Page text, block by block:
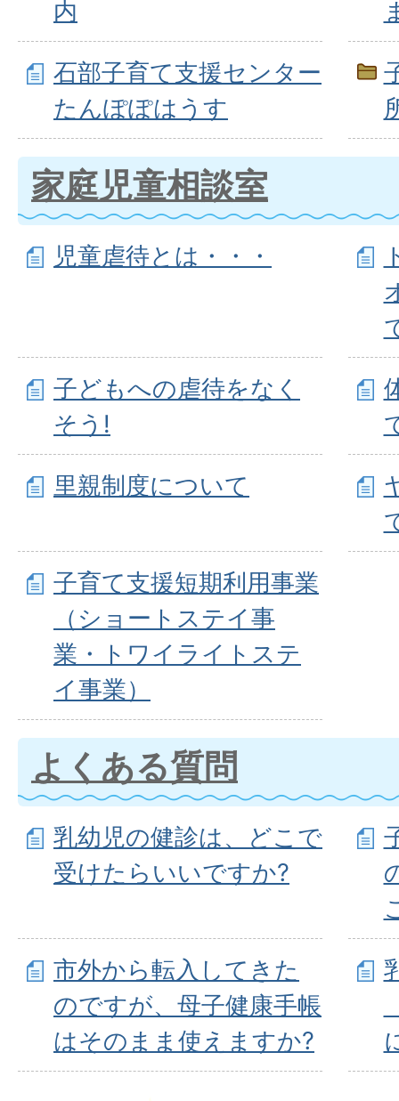
内
石部子育て支援センター
たんぽぽはうす
家庭児童相談室
児童虐待とは・・・
子どもへの虐待をなく
そう!
里親制度について
子育て支援短期利用事業
（ショートステイ事
業・トワイライトステ
イ事業）
よくある質問
乳幼児の健診は、どこで
受けたらいいですか?
市外から転入してきた
のですが、母子健康手帳
はそのまま使えますか?